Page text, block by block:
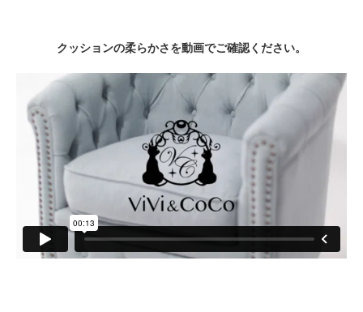
クッションの柔らかさを動画でご確認ください。